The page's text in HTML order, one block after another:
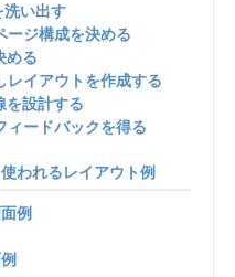
洗い出す
ージ構成を決める
める
イアウトを作成する
を設計する
ードバックを得る
われるレイアウト例
例